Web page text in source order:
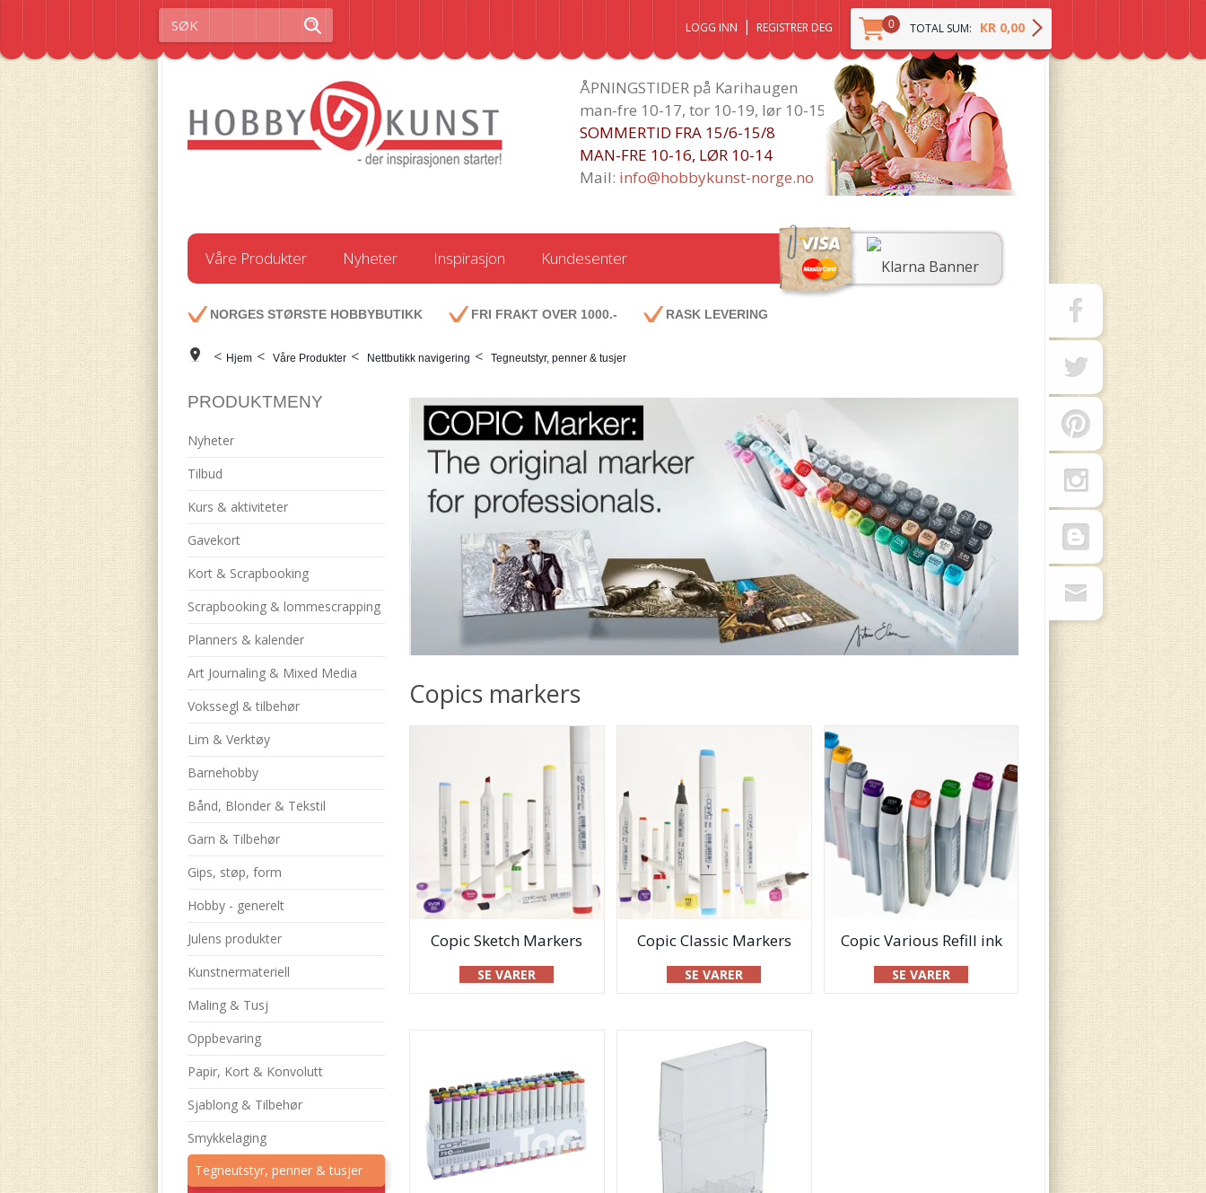
0 TOTAL SUM: KR 0,00
LOGG INN REGISTRER DEG
ÅPNINGSTIDER på Karihaugen
man-fre 10-17, tor 10-19, lør 10-15
SOMMERTID FRA 15/6-15/8
MAN-FRE 10-16, LØR 10-14
Mail: info@hobbykunst-norge.no
Våre Produkter Nyheter Inspirasjon Kundesenter
NORGES STØRSTE HOBBYBUTIKK FRI FRAKT OVER 1000.- RASK LEVERING
< Hjem < Våre Produkter < Nettbutikk navigering < Tegneutstyr, penner & tusjer
PRODUKTMENY
Nyheter
Tilbud
Kurs & aktiviteter
Gavekort
Kort & Scrapbooking
Scrapbooking & lommescrapping
Planners & kalender
Art Journaling & Mixed Media
Vokssegl & tilbehør
Lim & Verktøy
Barnehobby
Bånd, Blonder & Tekstil
Garn & Tilbehør
Gips, støp, form
Hobby - generelt
Julens produkter
Kunstnermateriell
Maling & Tusj
Oppbevaring
Papir, Kort & Konvolutt
Sjablong & Tilbehør
Smykkelaging
Tegneutstyr, penner & tusjer
Copics markers
Copic Sketch Markers
SE VARER
Copic Classic Markers
SE VARER
Copic Various Refill ink
SE VARER